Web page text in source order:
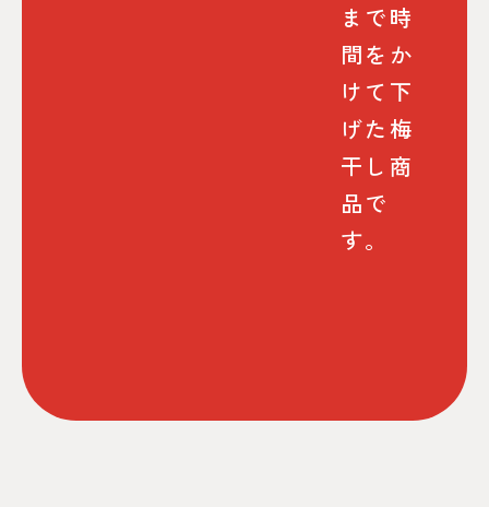
まで時
間をか
けて下
げた梅
干し商
品で
す。